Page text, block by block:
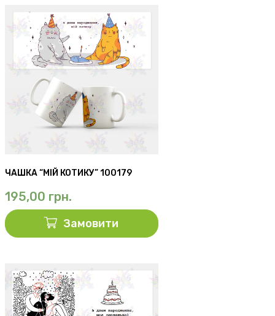
ЧАШКА “МІЙ КОТИКУ” 100179
195,00 грн.
Замовити